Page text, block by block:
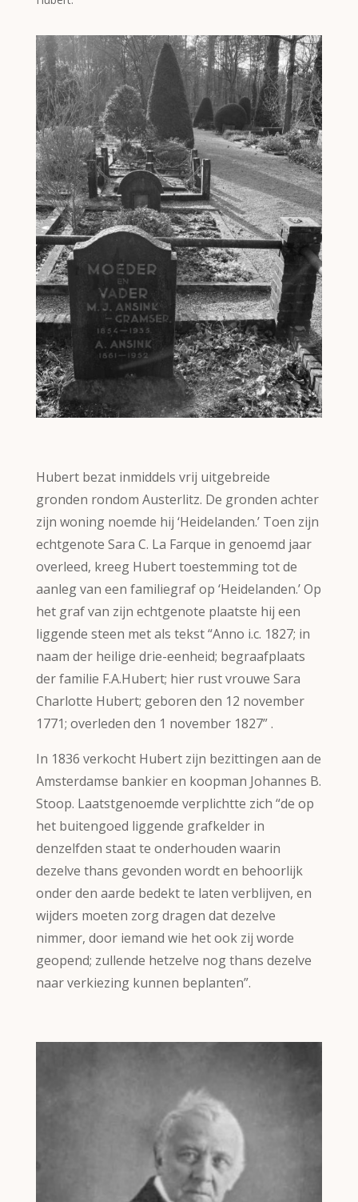
Hubert bezat inmiddels vrij uitgebreide
gronden rondom Austerlitz. De gronden achter
zijn woning noemde hij ‘Heidelanden.’ Toen zijn
echtgenote Sara C. La Farque in genoemd jaar
overleed, kreeg Hubert toestemming tot de
aanleg van een familiegraf op ‘Heidelanden.’ Op
het graf van zijn echtgenote plaatste hij een
liggende steen met als tekst “Anno i.c. 1827; in
naam der heilige drie-eenheid; begraafplaats
der familie F.A.Hubert; hier rust vrouwe Sara
Charlotte Hubert; geboren den 12 november
1771; overleden den 1 november 1827” .
In 1836 verkocht Hubert zijn bezittingen aan de
Amsterdamse bankier en koopman Johannes B.
Stoop. Laatstgenoemde verplichtte zich “de op
het buitengoed liggende grafkelder in
denzelfden staat te onderhouden waarin
dezelve thans gevonden wordt en behoorlijk
onder den aarde bedekt te laten verblijven, en
wijders moeten zorg dragen dat dezelve
nimmer, door iemand wie het ook zij worde
geopend; zullende hetzelve nog thans dezelve
naar verkiezing kunnen beplanten”.